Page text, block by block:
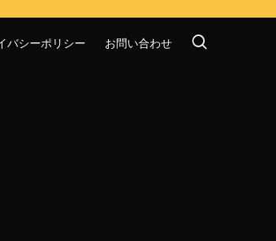
バシーポリシー お問い合わせ